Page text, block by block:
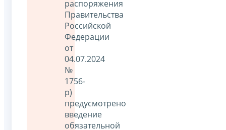
распоряжения
Правительства
Российской
Федерации
от
04.07.2024
№
1756-
р)
предусмотрено
введение
обязательной